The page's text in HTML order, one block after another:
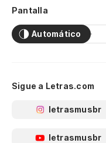
Pantalla
Automático
Sigue a Letras.com
letrasmusbr
letrasmusbr